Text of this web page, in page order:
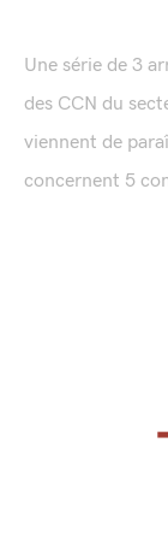
Une série de 3
des CCN du
viennent de
concernent 5